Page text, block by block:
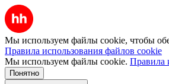
Мы используем файлы cookie, чтобы
Правила использования файлов cookie
Мы используем файлы cookie. Правила
Понятно